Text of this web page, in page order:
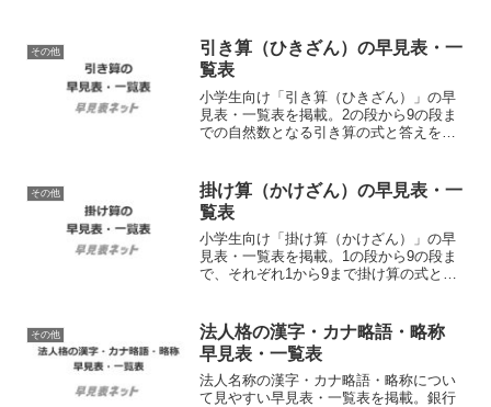
して使えるシンプルな印刷用PDFファイ
ルも提供。
その他
引き算（ひきざん）の早見表・一
覧表
小学生向け「引き算（ひきざん）」の早
見表・一覧表を掲載。2の段から9の段ま
での自然数となる引き算の式と答えを一
刷用PDFファイルも提供。
その他
掛け算（かけざん）の早見表・一
覧表
小学生向け「掛け算（かけざん）」の早
見表・一覧表を掲載。1の段から9の段ま
で、それぞれ1から9まで掛け算の式と答
プルな印刷用PDFファイルも提供。
その他
法人格の漢字・カナ略語・略称
早見表・一覧表
法人名称の漢字・カナ略語・略称につい
て見やすい早見表・一覧表を掲載。銀行